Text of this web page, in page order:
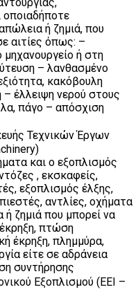
οποιαδήποτε
ή ζημιά, που
αιτίες όπως: –
ή στη
– λανθασμένο
κακόβουλη
– έλλειψη νερού στους
πάγο – απόσχιση
Τεχνικών Έργων
και ο εξοπλισμός
, εκσκαφείς,
εξοπλισμός έλξης,
αντλίες, οχήματα
ζημιά που μπορεί να
πτώση
έκρηξη, πλημμύρα,
είτε σε αδράνεια
συντήρησης
Εξοπλισμού (ΕΕΙ –